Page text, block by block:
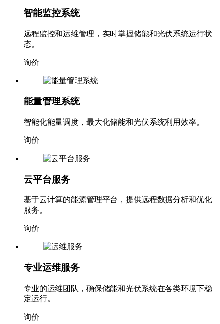
智能监控系统
远程监控和运维管理，实时掌握储能和光伏系统运行状
态。
询价
能量管理系统
智能化能量调度，最大化储能和光伏系统利用效率。
询价
云平台服务
基于云计算的能源管理平台，提供远程数据分析和优化
服务。
询价
专业运维服务
专业的运维团队，确保储能和光伏系统在各类环境下稳
定运行。
询价